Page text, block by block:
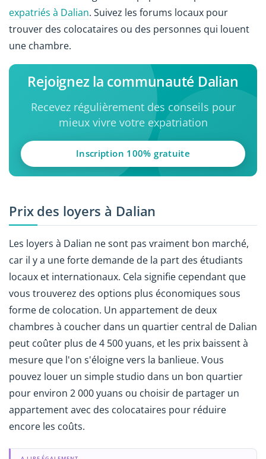
expatriés à Dalian. Suivez les forums locaux pour
trouver des colocataires ou des personnes qui louent
une chambre.
Rejoignez la communauté Dalian
Recevez régulièrement des conseils pour
mieux vivre votre expatriation
Inscription 100% gratuite
Prix des loyers à Dalian
Les loyers à Dalian ne sont pas vraiment bon marché,
car il y a une forte demande de la part des étudiants
locaux et internationaux. Cela signifie cependant que
vous trouverez des options plus économiques sous
forme de colocation. Un appartement de deux
chambres à coucher dans un quartier central de Dalian
peut coûter plus de 4 500 yuans, et les prix baissent à
mesure que l'on s'éloigne vers la banlieue. Vous
pouvez louer un simple studio dans un bon quartier
pour environ 2 000 yuans ou choisir de partager un
appartement avec des colocataires pour réduire
encore les coûts.